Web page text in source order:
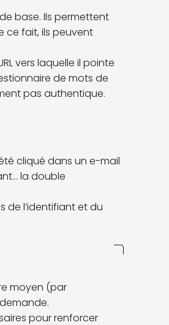
base. Ils permettent
ce fait, ils peuvent
vers laquelle il pointe
de mots de
pas authentique.
cliqué dans un e-mail
la double
de l’identifiant et du
moyen (par
pour renforcer